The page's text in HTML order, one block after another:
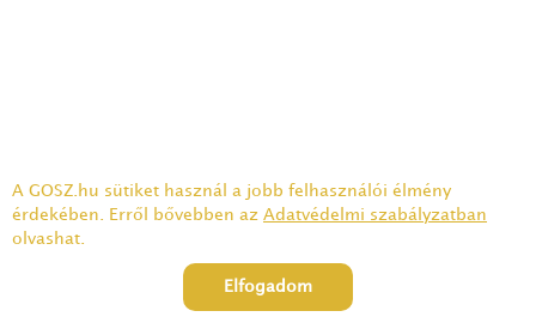
A GOSZ.hu sütiket használ a jobb felhasználói élmény
érdekében. Erről bővebben az Adatvédelmi szabályzatban
olvashat.
Elfogadom